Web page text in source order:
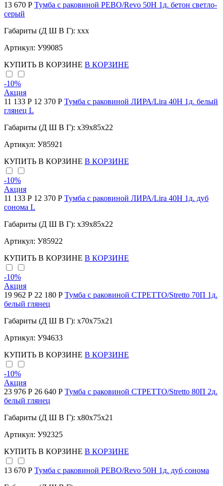
13 670 Р Тумба с раковиной РЕВО/Revo 50Н 1д. бетон светло-
серый
Габариты (Д Ш В Г): xxx
Артикул: У99085
КУПИТЬ В КОРЗИНЕ В КОРЗИНЕ
-10%
Акция
11 133 Р 12 370 Р Тумба с раковиной ЛИРА/Lira 40Н 1д. белый
глянец L
Габариты (Д Ш В Г): x39x85x22
Артикул: У85921
КУПИТЬ В КОРЗИНЕ В КОРЗИНЕ
-10%
Акция
11 133 Р 12 370 Р Тумба с раковиной ЛИРА/Lira 40Н 1д. дуб
сонома L
Габариты (Д Ш В Г): x39x85x22
Артикул: У85922
КУПИТЬ В КОРЗИНЕ В КОРЗИНЕ
-10%
Акция
19 962 Р 22 180 Р Тумба с раковиной СТРЕТТО/Stretto 70П 1д.
белый глянец
Габариты (Д Ш В Г): x70x75x21
Артикул: У94633
КУПИТЬ В КОРЗИНЕ В КОРЗИНЕ
-10%
Акция
23 976 Р 26 640 Р Тумба с раковиной СТРЕТТО/Stretto 80П 2д.
белый глянец
Габариты (Д Ш В Г): x80x75x21
Артикул: У92325
КУПИТЬ В КОРЗИНЕ В КОРЗИНЕ
13 670 Р Тумба с раковиной РЕВО/Revo 50Н 1д. дуб сонома